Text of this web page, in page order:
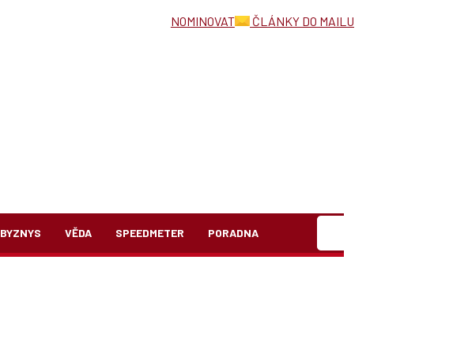
BYZNYS VĚDA SPEEDMETER PORADNA
NOMINOVAT ČLÁNKY DO MAILU